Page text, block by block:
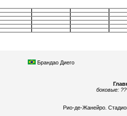
Брандао Диего
боковые:
Рио-де-Жанейро